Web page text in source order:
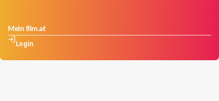
Mein film.at
Login